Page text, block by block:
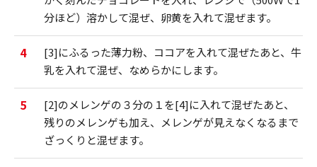
分ほど）溶かして混ぜ、卵黄を入れて混ぜます。
4
[3]にふるった薄力粉、ココアを入れて混ぜたあと、牛
乳を入れて混ぜ、なめらかにします。
5
[2]のメレンゲの３分の１を[4]に入れて混ぜたあと、
残りのメレンゲも加え、メレンゲが見えなくなるまで
ざっくりと混ぜます。